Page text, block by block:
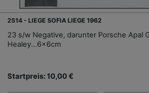
2514 - LIEGE SOFIA LIEGE 1962
23 s/w Negative, darunter Porsche Apal
Healey...6x6cm
Startpreis: 10,00 €